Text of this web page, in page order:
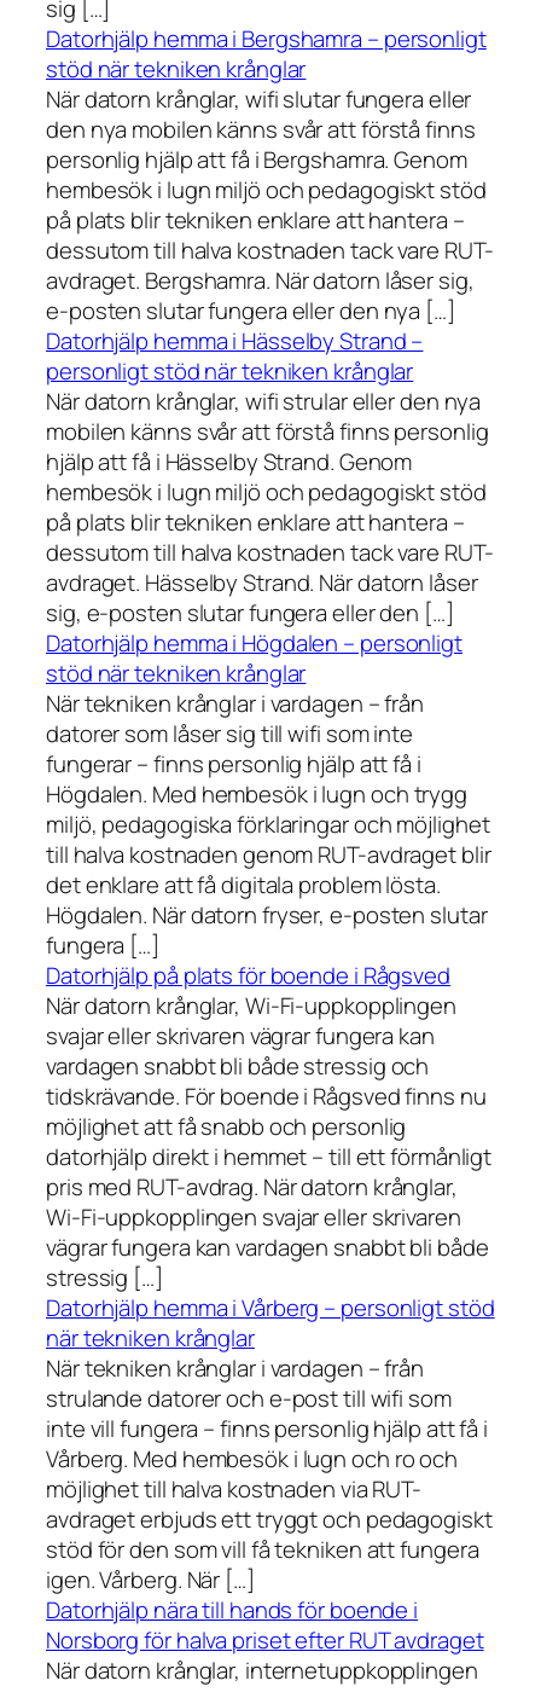
sig […]
Datorhjälp hemma i Bergshamra – personligt
stöd när tekniken krånglar
När datorn krånglar, wifi slutar fungera eller
den nya mobilen känns svår att förstå finns
personlig hjälp att få i Bergshamra. Genom
hembesök i lugn miljö och pedagogiskt stöd
på plats blir tekniken enklare att hantera –
dessutom till halva kostnaden tack vare RUT-
avdraget. Bergshamra. När datorn låser sig,
e-posten slutar fungera eller den nya […]
Datorhjälp hemma i Hässelby Strand –
personligt stöd när tekniken krånglar
När datorn krånglar, wifi strular eller den nya
mobilen känns svår att förstå finns personlig
hjälp att få i Hässelby Strand. Genom
hembesök i lugn miljö och pedagogiskt stöd
på plats blir tekniken enklare att hantera –
dessutom till halva kostnaden tack vare RUT-
avdraget. Hässelby Strand. När datorn låser
sig, e-posten slutar fungera eller den […]
Datorhjälp hemma i Högdalen – personligt
stöd när tekniken krånglar
När tekniken krånglar i vardagen – från
datorer som låser sig till wifi som inte
fungerar – finns personlig hjälp att få i
Högdalen. Med hembesök i lugn och trygg
miljö, pedagogiska förklaringar och möjlighet
till halva kostnaden genom RUT-avdraget blir
det enklare att få digitala problem lösta.
Högdalen. När datorn fryser, e-posten slutar
fungera […]
Datorhjälp på plats för boende i Rågsved
När datorn krånglar, Wi-Fi-uppkopplingen
svajar eller skrivaren vägrar fungera kan
vardagen snabbt bli både stressig och
tidskrävande. För boende i Rågsved finns nu
möjlighet att få snabb och personlig
datorhjälp direkt i hemmet – till ett förmånligt
pris med RUT-avdrag. När datorn krånglar,
Wi-Fi-uppkopplingen svajar eller skrivaren
vägrar fungera kan vardagen snabbt bli både
stressig […]
Datorhjälp hemma i Vårberg – personligt stöd
när tekniken krånglar
När tekniken krånglar i vardagen – från
strulande datorer och e-post till wifi som
inte vill fungera – finns personlig hjälp att få i
Vårberg. Med hembesök i lugn och ro och
möjlighet till halva kostnaden via RUT-
avdraget erbjuds ett tryggt och pedagogiskt
stöd för den som vill få tekniken att fungera
igen. Vårberg. När […]
Datorhjälp nära till hands för boende i
Norsborg för halva priset efter RUT avdraget
När datorn krånglar, internetuppkopplingen